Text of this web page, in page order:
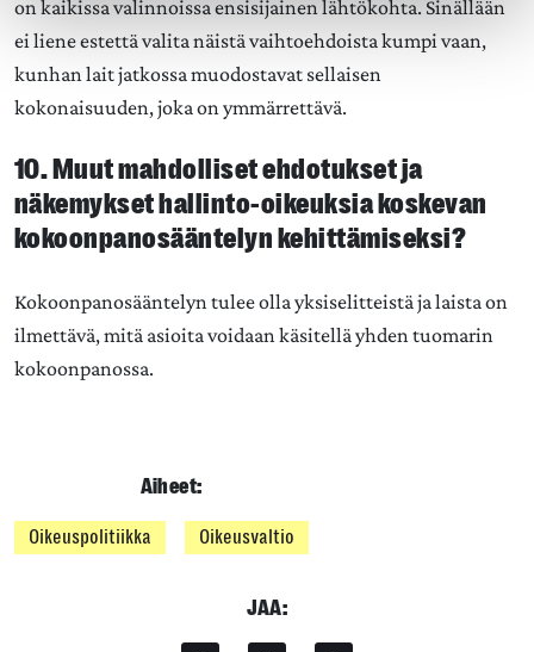
on kaikissa valinnoissa ensisijainen lähtökohta. Sinällään
ei liene estettä valita näistä vaihtoehdoista kumpi vaan,
kunhan lait jatkossa muodostavat sellaisen
kokonaisuuden, joka on ymmärrettävä.
10. Muut mahdolliset ehdotukset ja
näkemykset hallinto-oikeuksia koskevan
kokoonpanosääntelyn kehittämiseksi?
Kokoonpanosääntelyn tulee olla yksiselitteistä ja laista on
ilmettävä, mitä asioita voidaan käsitellä yhden tuomarin
kokoonpanossa.
Aiheet:
Oikeuspolitiikka Oikeusvaltio
JAA: